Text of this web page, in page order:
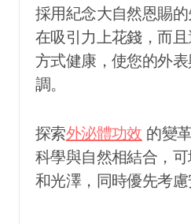
採用紀念大自然恩賜
在吸引力上花錢，而
方式健康，使您的外
調。
探索外泌體功效 的變
科學與自然相結合，
和光澤，同時優先考慮